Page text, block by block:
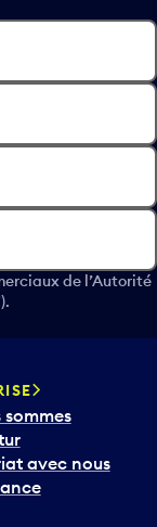
de l’Autorité
avec nous